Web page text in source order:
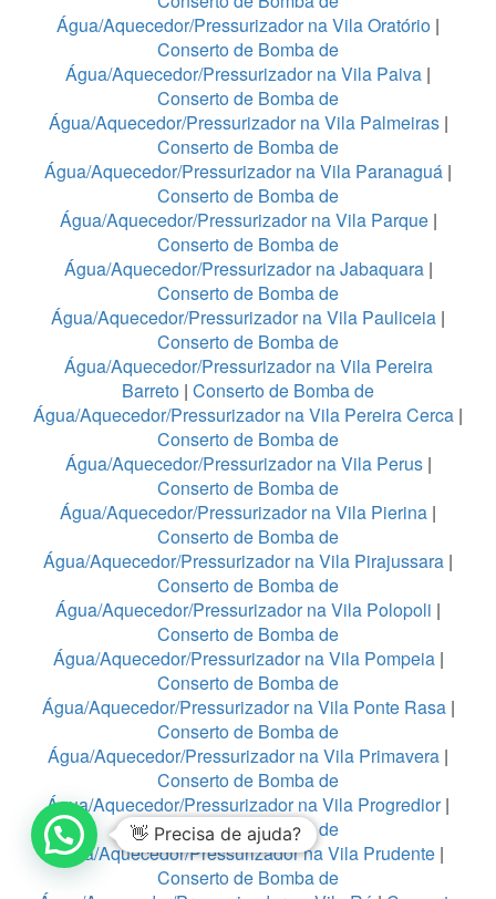
Água/Aquecedor/Pressurizador na Vila Oratório |
Conserto de Bomba de
Água/Aquecedor/Pressurizador na Vila Paiva |
Conserto de Bomba de
Água/Aquecedor/Pressurizador na Vila Palmeiras|
Conserto de Bomba de
Água/Aquecedor/Pressurizador na Vila Paranaguá |
Conserto de Bomba de
Água/Aquecedor/Pressurizador na Vila Parque|
Conserto de Bomba de
Água/Aquecedor/Pressurizador na Jabaquara|
Conserto de Bomba de
Água/Aquecedor/Pressurizador na Vila Pauliceia |
Conserto de Bomba de
Água/Aquecedor/Pressurizador na Vila Pereira
Barreto | Conserto de Bomba de
Água/Aquecedor/Pressurizador na Vila Pereira Cerca |
Conserto de Bomba de
Água/Aquecedor/Pressurizador na Vila Perus|
Conserto de Bomba de
Água/Aquecedor/Pressurizador na Vila Pierina |
Conserto de Bomba de
Água/Aquecedor/Pressurizador na Vila Pirajussara |
Conserto de Bomba de
Água/Aquecedor/Pressurizador na Vila Polopoli |
Conserto de Bomba de
Água/Aquecedor/Pressurizador na Vila Pompeia|
Conserto de Bomba de
Água/Aquecedor/Pressurizador na Vila Ponte Rasa|
Conserto de Bomba de
Água/Aquecedor/Pressurizador na Vila Primavera |
Conserto de Bomba de
Água/Aquecedor/Pressurizador na Vila Progredior|
Conserto de Bomba de
Água/Aquecedor/Pressurizador na Vila Prudente |
Conserto de Bomba de
👋 Precisa de ajuda?